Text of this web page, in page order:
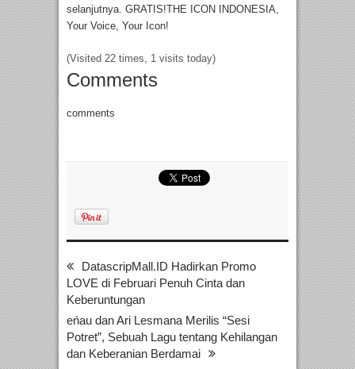
selanjutnya. GRATIS!THE ICON INDONESIA,
Your Voice, Your Icon!
(Visited 22 times, 1 visits today)
Comments
comments
DatascripMall.ID Hadirkan Promo
LOVE di Februari Penuh Cinta dan
Keberuntungan
eńau dan Ari Lesmana Merilis “Sesi
Potret”, Sebuah Lagu tentang Kehilangan
dan Keberanian Berdamai